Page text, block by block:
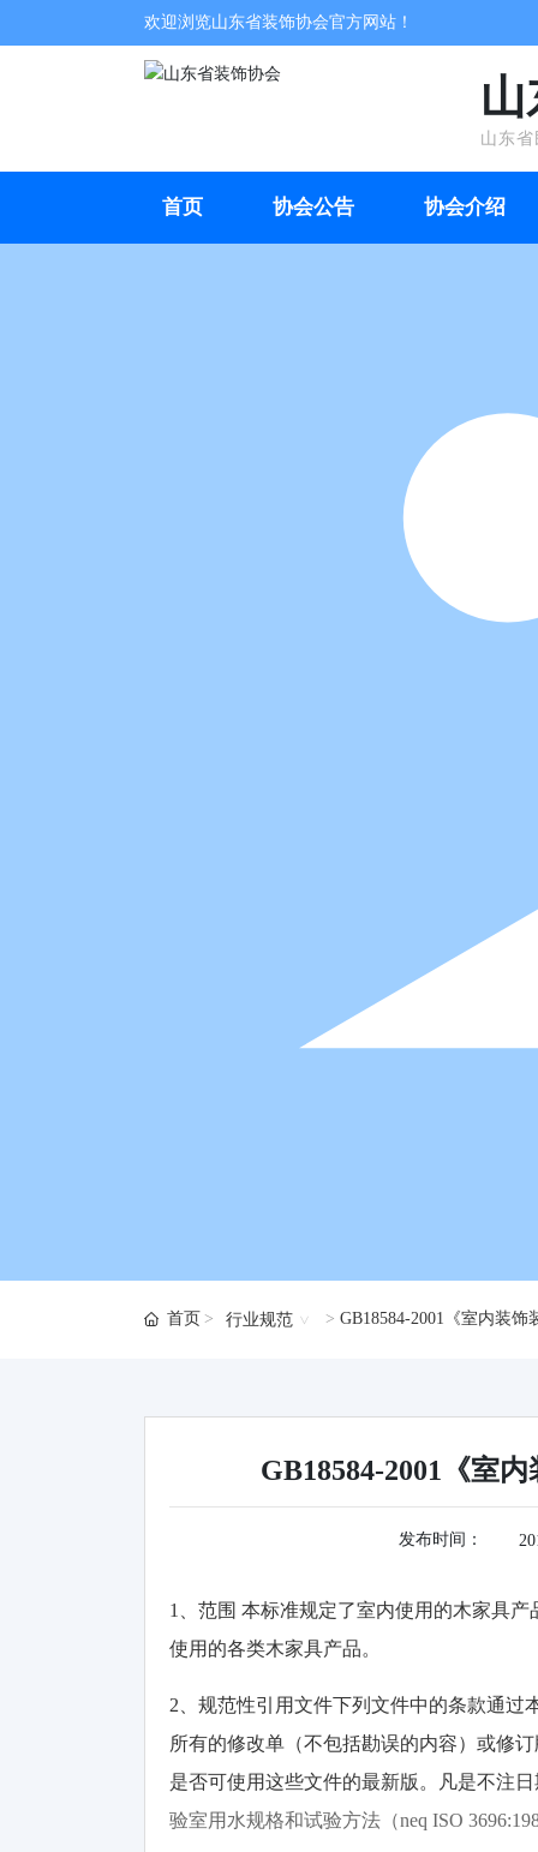
欢迎浏览山东省装饰协会官方网站！
山东
首页 协会公告 协会介绍
首页 行业规范 GB18584-2001《室内装
GB18584-2001《室
发布时间：
1、范围 本标准规定了室内使用的木家具
使用的各类木家具产品。
2、规范性引用文件下列文件中的条款通过
所有的修改单（不包括勘误的内容）或修
是否可使用这些文件的最新版。凡是不注
验室用水规格和试验方法（neq ISO